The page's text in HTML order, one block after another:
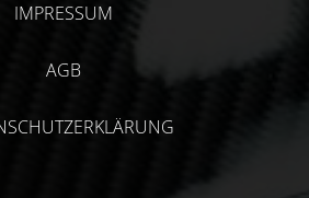
IMPRESSUM
AGB